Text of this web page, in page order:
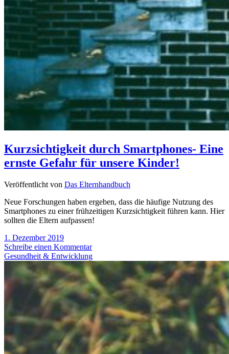
Kurzsichtigkeit durch Smartphones- Eine
ernste Gefahr für unsere Kinder!
Veröffentlicht von Das Elternhandbuch
Neue Forschungen haben ergeben, dass die häufige Nutzung des
Smartphones zu einer frühzeitigen Kurzsichtigkeit führen kann. Hier
sollten die Eltern aufpassen!
1. Dezember 2019
Schreibe einen Kommentar
Gesundheit & Entwicklung